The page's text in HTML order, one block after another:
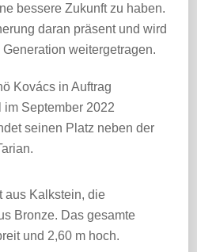
bessere Zukunft zu haben.
daran präsent und wird
weitergetragen.
Kovács in Auftrag
September 2022
seinen Platz neben der
aus Kalkstein, die
Bronze. Das gesamte
und 2,60 m hoch.